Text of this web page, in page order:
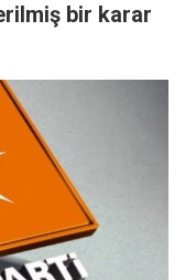
bir karar